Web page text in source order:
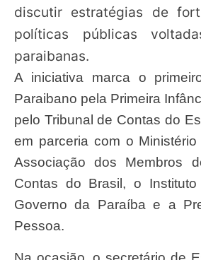
discutir estratégias de
políticas públicas
paraibanas.
A iniciativa marca o primeiro ano do Pacto
Paraibano pela Primeira
pelo Tribunal de Contas do
em parceria com o
Associação dos Membros
Contas do Brasil, o
Governo da Paraíba e a
Pessoa.